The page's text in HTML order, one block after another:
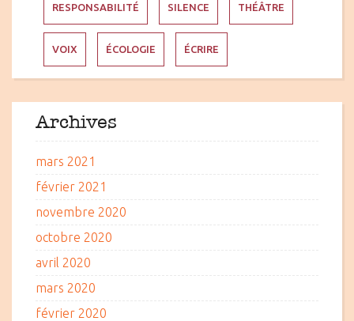
RESPONSABILITÉ SILENCE THÉÂTRE
VOIX ÉCOLOGIE ÉCRIRE
Archives
mars 2021
février 2021
novembre 2020
octobre 2020
avril 2020
mars 2020
février 2020